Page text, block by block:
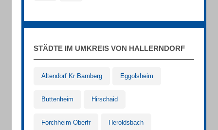
STÄDTE IM UMKREIS VON HALLERNDORF
Altendorf Kr Bamberg Eggolsheim
Buttenheim Hirschaid
Forchheim Oberfr Heroldsbach